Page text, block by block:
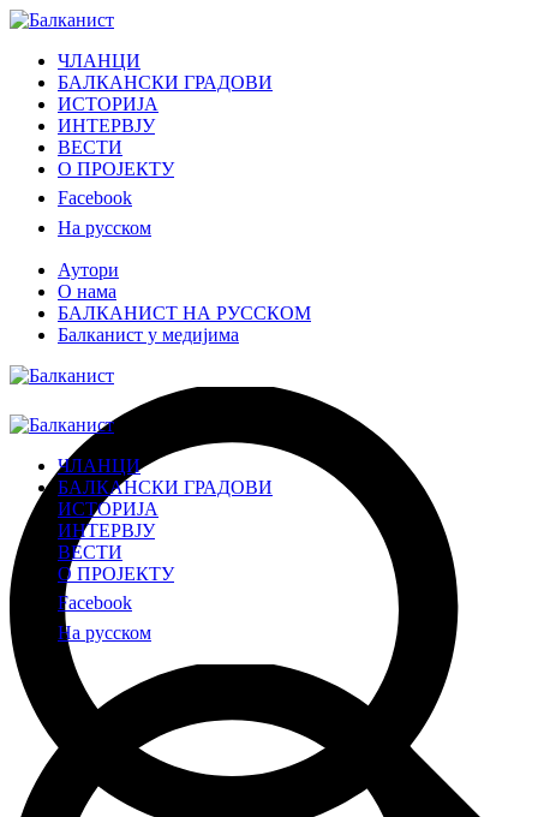
ЧЛАНЦИ
БАЛКАНСКИ ГРАДОВИ
ИСТОРИЈА
ИНТЕРВЈУ
ВЕСТИ
О ПРОЈЕКТУ
Facebook
На русском
Аутори
О нама
БАЛКАНИСТ НА РУССКОМ
Балканист у медијима
ЧЛАНЦИ
БАЛКАНСКИ ГРАДОВИ
ИСТОРИЈА
ИНТЕРВЈУ
ВЕСТИ
О ПРОЈЕКТУ
Facebook
На русском